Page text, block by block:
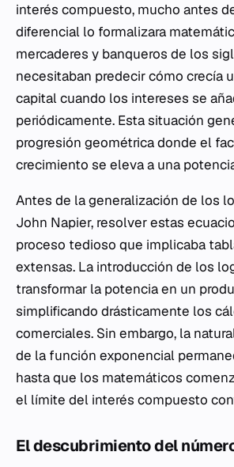
interés compuesto, mucho antes
diferencial lo formalizara
mercaderes y banqueros de los
necesitaban predecir cómo crecía
capital cuando los intereses se
periódicamente. Esta situación
progresión geométrica donde el
crecimiento se eleva a una
Antes de la generalización de los
John Napier, resolver estas
proceso tedioso que implicaba
extensas. La introducción de los
transformar la potencia en un
simplificando drásticamente los
comerciales. Sin embargo, la
de la función exponencial
hasta que los matemáticos
el límite del interés compuesto
El descubrimiento del